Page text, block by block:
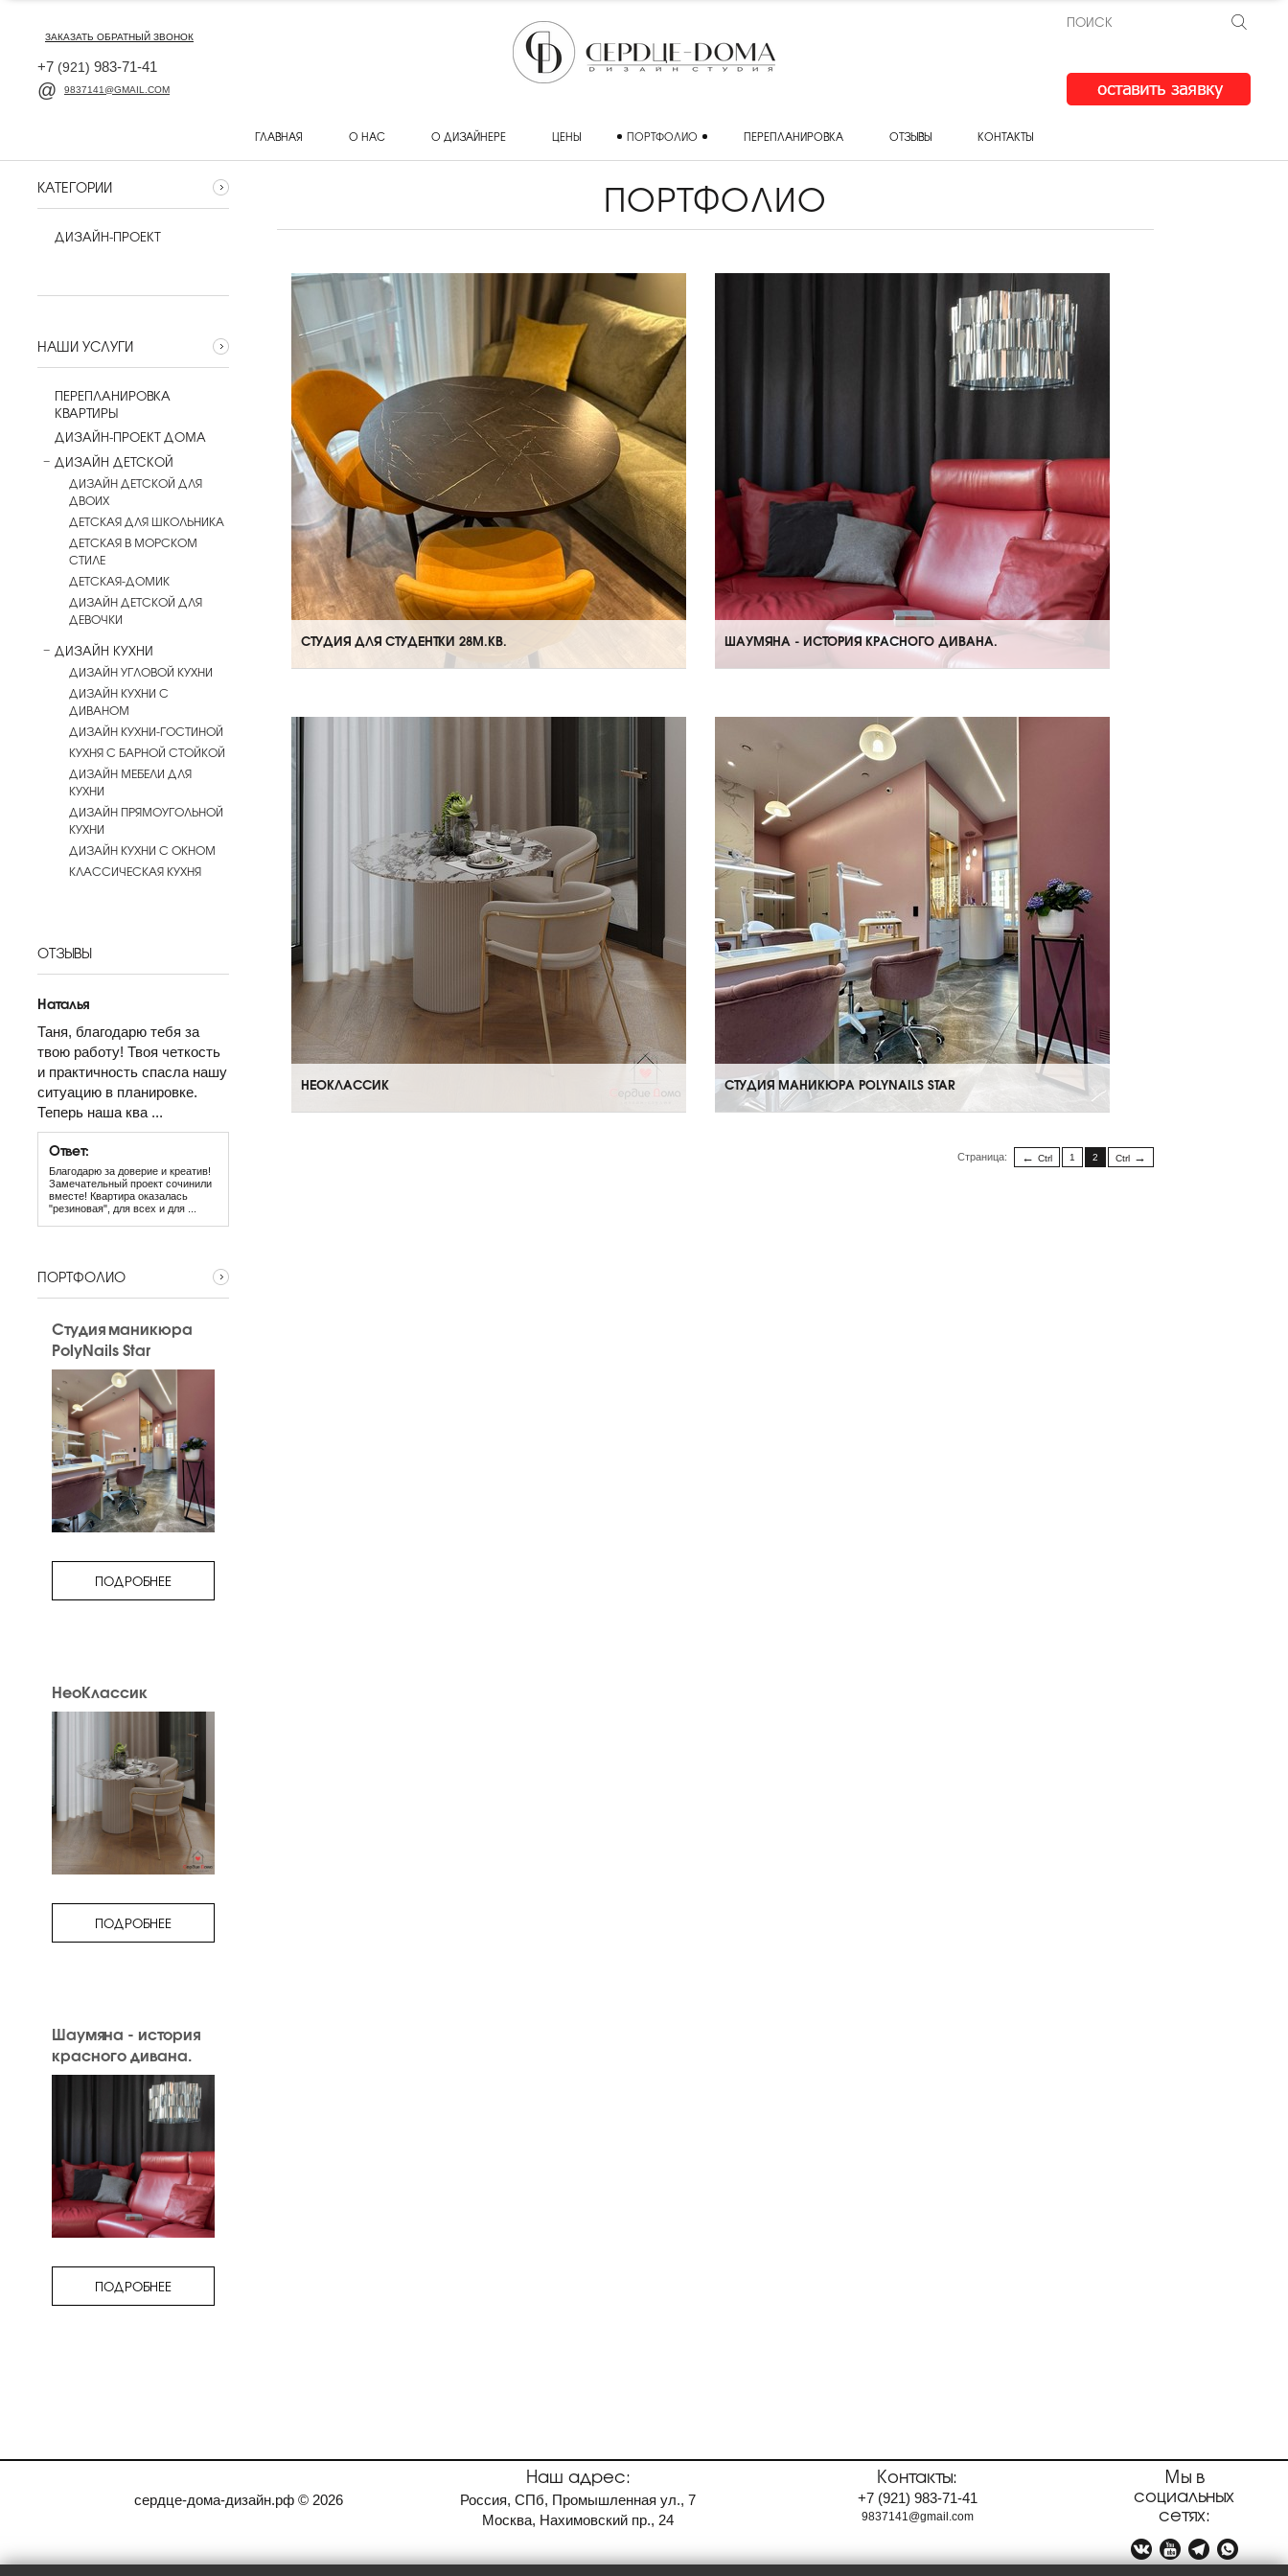
ЗАКАЗАТЬ ОБРАТНЫЙ ЗВОНОК
+7 (921) 983-71-41
9837141@GMAIL.COM
ГЛАВНАЯ О НАС О ДИЗАЙНЕРЕ ЦЕНЫ ПОРТФОЛИО ПЕРЕПЛАНИРОВКА ОТЗЫВЫ КОНТАКТЫ
КАТЕГОРИИ
ДИЗАЙН-ПРОЕКТ
НАШИ УСЛУГИ
ПЕРЕПЛАНИРОВКА
КВАРТИРЫ
ДИЗАЙН-ПРОЕКТ ДОМА
ДИЗАЙН ДЕТСКОЙ
ДИЗАЙН ДЕТСКОЙ ДЛЯ
ДВОИХ
ДЕТСКАЯ ДЛЯ ШКОЛЬНИКА
ДЕТСКАЯ В МОРСКОМ
СТИЛЕ
ДЕТСКАЯ-ДОМИК
ДИЗАЙН ДЕТСКОЙ ДЛЯ
ДЕВОЧКИ
ДИЗАЙН КУХНИ
ДИЗАЙН УГЛОВОЙ КУХНИ
ДИЗАЙН КУХНИ С
ДИВАНОМ
ДИЗАЙН КУХНИ-ГОСТИНОЙ
КУХНЯ С БАРНОЙ СТОЙКОЙ
ДИЗАЙН МЕБЕЛИ ДЛЯ
КУХНИ
ДИЗАЙН ПРЯМОУГОЛЬНОЙ
КУХНИ
ДИЗАЙН КУХНИ С ОКНОМ
КЛАССИЧЕСКАЯ КУХНЯ
ОТЗЫВЫ
Наталья
Таня, благодарю тебя за
твою работу! Твоя четкость
и практичность спасла нашу
ситуацию в планировке.
Теперь наша ква ...
Ответ:
Благодарю за доверие и креатив!
Замечательный проект сочинили
вместе! Квартира оказалась
"резиновая", для всех и для ...
ПОРТФОЛИО
Студия маникюра
PolyNails Star
ПОДРОБНЕЕ
НеоКлассик
ПОДРОБНЕЕ
Шаумяна - история
красного дивана.
ПОДРОБНЕЕ
ПОРТФОЛИО
СТУДИЯ ДЛЯ СТУДЕНТКИ 28М.КВ. ШАУМЯНА - ИСТОРИЯ КРАСНОГО ДИВАНА.
НЕОКЛАССИК СТУДИЯ МАНИКЮРА POLYNAILS STAR
Страница: Ctrl 1 2 Ctrl
сердце-дома-дизайн.рф © 2026
Наш адрес:
Россия, СПб, Промышленная ул., 7
Москва, Нахимовский пр., 24
Контакты:
+7 (921) 983-71-41
9837141@gmail.com
Мы в
социальных
сетях:
   